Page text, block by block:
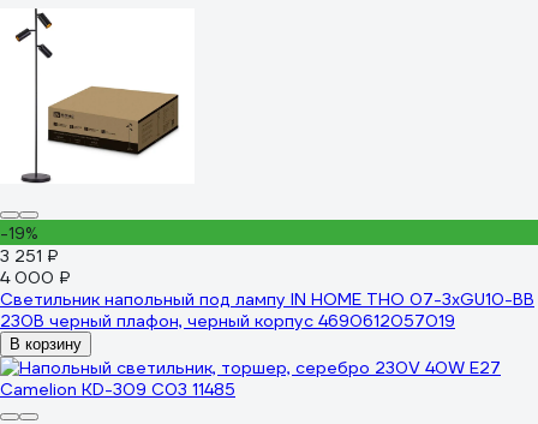
-19%
3 251 ₽
4 000 ₽
Светильник напольный под лампу IN HOME ТНО 07-3хGU10-BB
230В черный плафон, черный корпус 4690612057019
В корзину